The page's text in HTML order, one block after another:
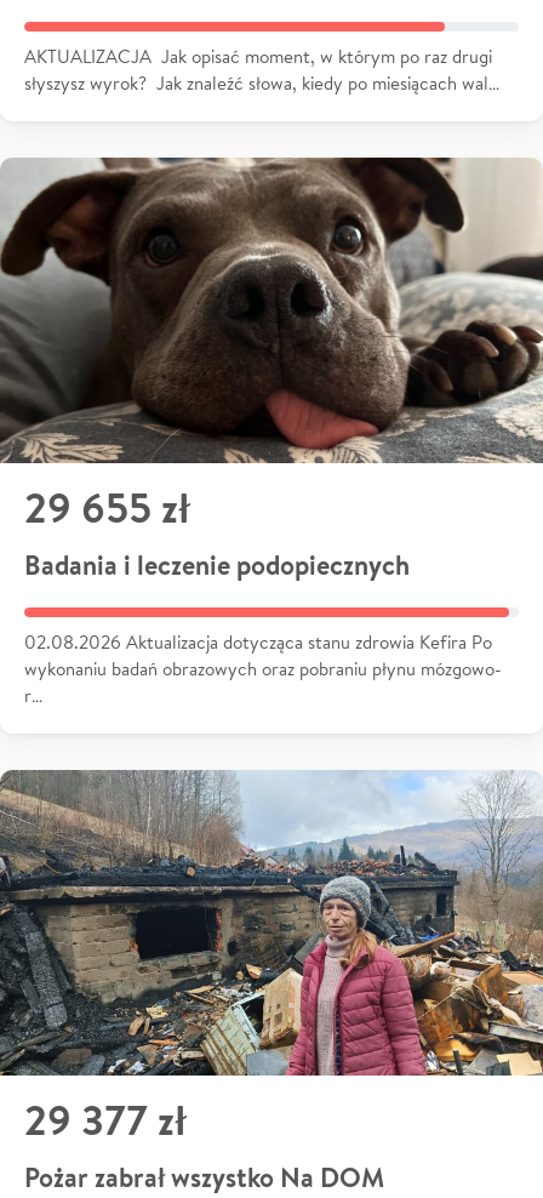
AKTUALIZACJA Jak opisać moment, w którym po raz drugi
słyszysz wyrok? Jak znaleźć słowa, kiedy po miesiącach wal…
29 655 zł
Badania i leczenie podopiecznych
02.08.2026 Aktualizacja dotycząca stanu zdrowia Kefira Po
wykonaniu badań obrazowych oraz pobraniu płynu mózgowo-
r…
29 377 zł
Pożar zabrał wszystko Na DOM